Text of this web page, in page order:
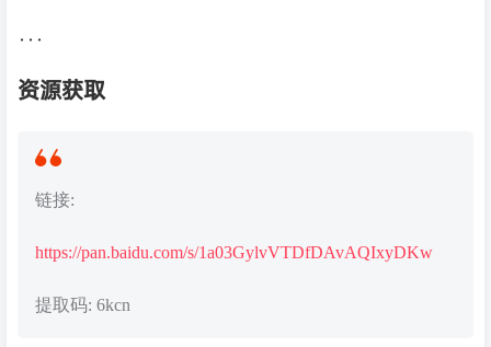
···
资源获取
链接:
https://pan.baidu.com/s/1a03GylvVTDfDAvAQIxyDKw
提取码: 6kcn